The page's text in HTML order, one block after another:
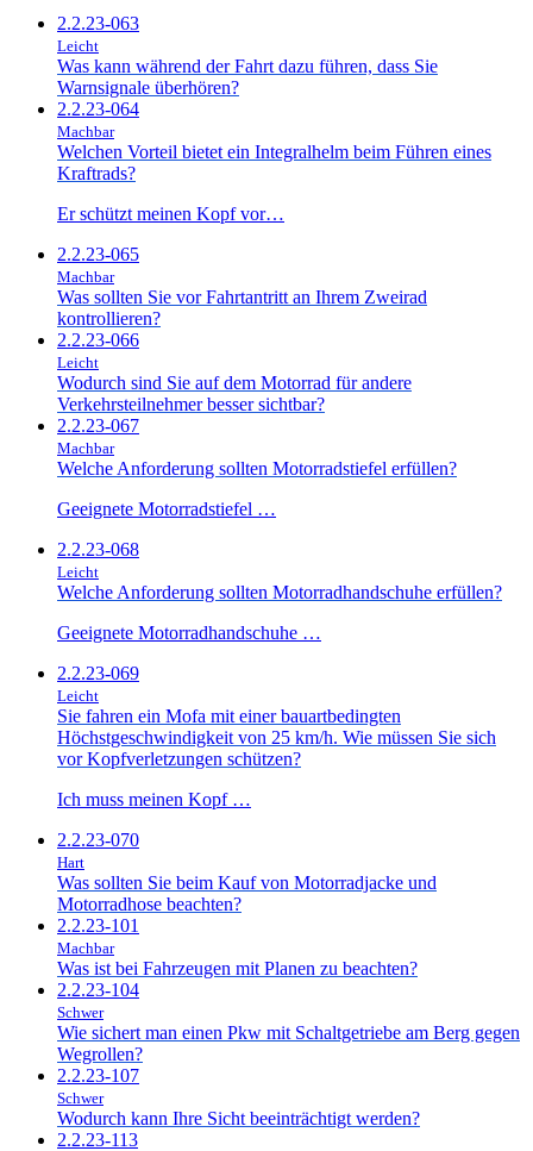
2.2.23-063
Leicht
Was kann während der Fahrt dazu führen, dass Sie
Warnsignale überhören?
2.2.23-064
Machbar
Welchen Vorteil bietet ein Integralhelm beim Führen eines
Kraftrads?
Er schützt meinen Kopf vor…
2.2.23-065
Machbar
Was sollten Sie vor Fahrtantritt an Ihrem Zweirad
kontrollieren?
2.2.23-066
Leicht
Wodurch sind Sie auf dem Motorrad für andere
Verkehrsteilnehmer besser sichtbar?
2.2.23-067
Machbar
Welche Anforderung sollten Motorradstiefel erfüllen?
Geeignete Motorradstiefel …
2.2.23-068
Leicht
Welche Anforderung sollten Motorradhandschuhe erfüllen?
Geeignete Motorradhandschuhe …
2.2.23-069
Leicht
Sie fahren ein Mofa mit einer bauartbedingten
Höchstgeschwindigkeit von 25 km/h. Wie müssen Sie sich
vor Kopfverletzungen schützen?
Ich muss meinen Kopf …
2.2.23-070
Hart
Was sollten Sie beim Kauf von Motorradjacke und
Motorradhose beachten?
2.2.23-101
Machbar
Was ist bei Fahrzeugen mit Planen zu beachten?
2.2.23-104
Schwer
Wie sichert man einen Pkw mit Schaltgetriebe am Berg gegen
Wegrollen?
2.2.23-107
Schwer
Wodurch kann Ihre Sicht beeinträchtigt werden?
2.2.23-113